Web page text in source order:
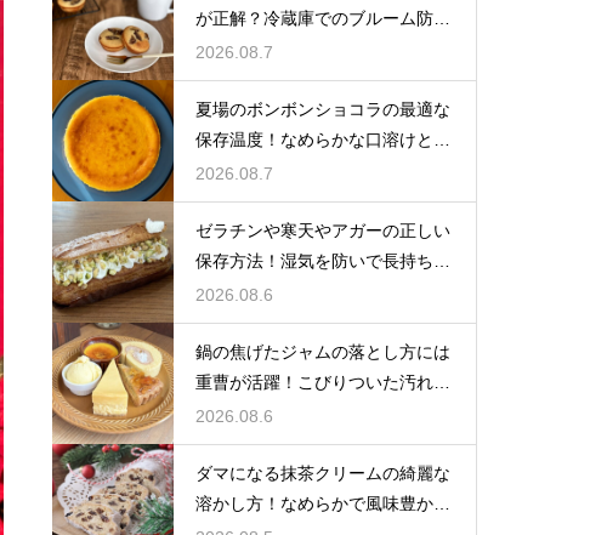
が正解？冷蔵庫でのブルーム防止
策
2026.08.7
夏場のボンボンショコラの最適な
保存温度！なめらかな口溶けと美
しいツヤを保つための管理方法
2026.08.7
ゼラチンや寒天やアガーの正しい
保存方法！湿気を防いで長持ちさ
せるコツ
2026.08.6
鍋の焦げたジャムの落とし方には
重曹が活躍！こびりついた汚れを
綺麗に落としてピカピカにする技
2026.08.6
ダマになる抹茶クリームの綺麗な
溶かし方！なめらかで風味豊かな